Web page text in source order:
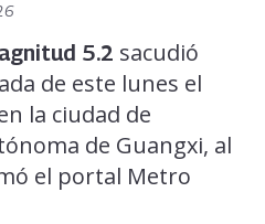
5.2 sacudió
de este lunes el
la ciudad de
de Guangxi, al
el portal Metro